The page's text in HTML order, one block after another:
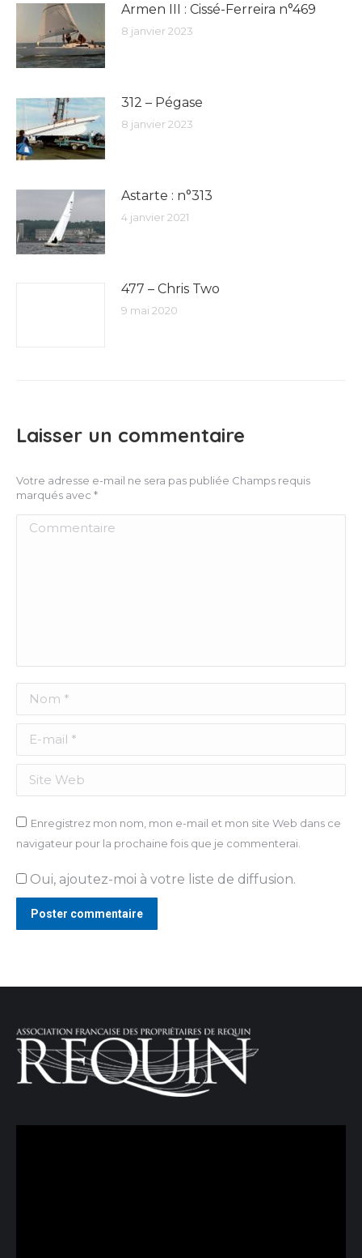
Armen III : Cissé-Ferreira n°469
8 janvier 2023
312 – Pégase
8 janvier 2023
Astarte : n°313
4 janvier 2021
477 – Chris Two
9 mai 2020
Laisser un commentaire
Votre adresse e-mail ne sera pas publiée Champs requis
marqués avec *
Commentaire
Nom *
E-mail *
Site Web
Enregistrez mon nom, mon e-mail et mon site Web dans ce
navigateur pour la prochaine fois que je commenterai.
Oui, ajoutez-moi à votre liste de diffusion.
Poster commentaire